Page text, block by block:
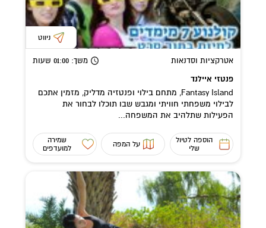
ניווט
אטרקציות וסדנאות משך: 01:00 שעות
פנטזי איילנד
Fantasy Island, מתחם בילוי ופנטזיה מדליק, מזמין אתכם
לבילוי משפחתי חוויתי ומגבש שבו תוכלו לבחור את
הפעילות שתלהיב את המשפחה...
הוספה לטיול
שלי
על המפה
שמירה
למועדפים